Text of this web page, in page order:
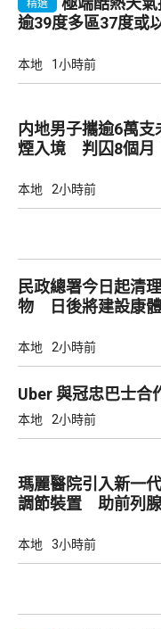
精選
逾39度多區37度或
本地 1小時前
内地男子攜逾6萬支
煙入境 判囚8個月
本地 2小時前
民政總署今日起清
物 日後將建設康
本地 2小時前
Uber 與冠忠巴士合
本地 2小時前
瑪麗醫院引入新一
調節裝置 助前列腺
本地 3小時前